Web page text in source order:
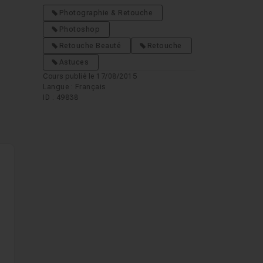
Photographie & Retouche
Photoshop
Retouche Beauté
Retouche
Astuces
Cours publié le 17/08/2015
Langue : Français
ID : 49838